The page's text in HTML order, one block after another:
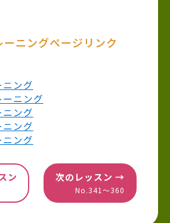
ニングページリンク
ング
ニング
ング
ング
ング
ン 次のレッスン →
No.341〜360